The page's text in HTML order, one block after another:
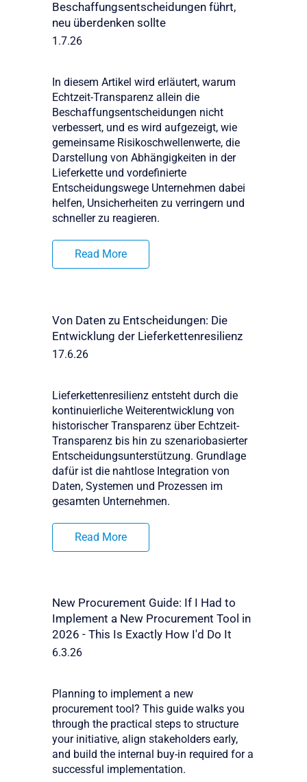
Beschaffungsentscheidungen führt,
neu überdenken sollte
1.7.26
In diesem Artikel wird erläutert, warum
Echtzeit-Transparenz allein die
Beschaffungsentscheidungen nicht
verbessert, und es wird aufgezeigt, wie
gemeinsame Risikoschwellenwerte, die
Darstellung von Abhängigkeiten in der
Lieferkette und vordefinierte
Entscheidungswege Unternehmen dabei
helfen, Unsicherheiten zu verringern und
schneller zu reagieren.
Read More
Von Daten zu Entscheidungen: Die
Entwicklung der Lieferkettenresilienz
17.6.26
Lieferkettenresilienz entsteht durch die
kontinuierliche Weiterentwicklung von
historischer Transparenz über Echtzeit-
Transparenz bis hin zu szenariobasierter
Entscheidungsunterstützung. Grundlage
dafür ist die nahtlose Integration von
Daten, Systemen und Prozessen im
gesamten Unternehmen.
Read More
New Procurement Guide: If I Had to
Implement a New Procurement Tool in
2026 - This Is Exactly How I'd Do It
6.3.26
Planning to implement a new
procurement tool? This guide walks you
through the practical steps to structure
your initiative, align stakeholders early,
and build the internal buy-in required for a
successful implementation.